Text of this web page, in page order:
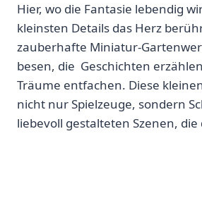
⁢Hier,⁤ wo die Fantasie lebendig
kleinsten Details das Herz
zauberhafte Miniatur-
besen, die ‌ Geschichten
Träume entfachen. Diese
nicht​ nur Spielzeuge, sondern
liebevoll gestalteten Szenen,⁢ die